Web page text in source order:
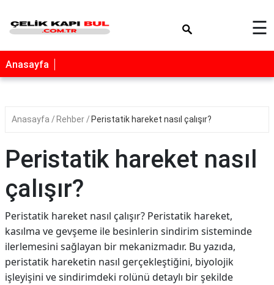
☰
Anasayfa
Anasayfa Rehber Peristatik hareket nasıl çalışır?
Peristatik hareket nasıl
çalışır?
Peristatik hareket nasıl çalışır? Peristatik hareket,
kasılma ve gevşeme ile besinlerin sindirim sisteminde
ilerlemesini sağlayan bir mekanizmadır. Bu yazıda,
peristatik hareketin nasıl gerçekleştiğini, biyolojik
işleyişini ve sindirimdeki rolünü detaylı bir şekilde